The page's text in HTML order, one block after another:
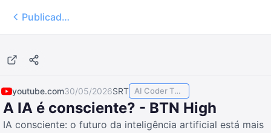
Publicados
youtube.com30/05/2026SRT AI Coder TODAY
A IA é consciente? - BTN High
IA consciente: o futuro da inteligência artificial está mais